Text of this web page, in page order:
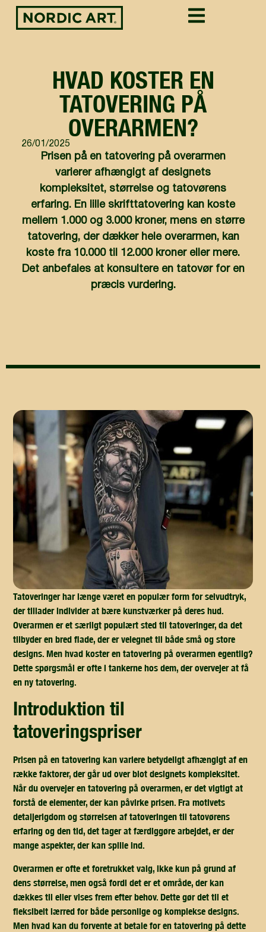
HVAD KOSTER EN
TATOVERING PÅ
OVERARMEN?
26/01/2025
Prisen på en tatovering på overarmen
varierer afhængigt af designets
kompleksitet, størrelse og tatovørens
erfaring. En lille skrifttatovering kan koste
mellem 1.000 og 3.000 kroner, mens en større
tatovering, der dækker hele overarmen, kan
koste fra 10.000 til 12.000 kroner eller mere.
Det anbefales at konsultere en tatovør for en
præcis vurdering.
Tatoveringer har længe været en populær form for selvudtryk,
der tillader individer at bære kunstværker på deres hud.
Overarmen er et særligt populært sted til tatoveringer, da det
tilbyder en bred flade, der er velegnet til både små og store
designs. Men hvad koster en tatovering på overarmen egentlig?
Dette spørgsmål er ofte i tankerne hos dem, der overvejer at få
en ny tatovering.
introduktion til
tatoveringspriser
Prisen på en tatovering kan variere betydeligt afhængigt af en
række faktorer, der går ud over blot designets kompleksitet.
Når du overvejer en tatovering på overarmen, er det vigtigt at
forstå de elementer, der kan påvirke prisen. Fra motivets
detaljerigdom og størrelsen af tatoveringen til tatovørens
erfaring og den tid, det tager at færdiggøre arbejdet, er der
mange aspekter, der kan spille ind.
Overarmen er ofte et foretrukket valg, ikke kun på grund af
dens størrelse, men også fordi det er et område, der kan
dækkes til eller vises frem efter behov. Dette gør det til et
fleksibelt lærred for både personlige og komplekse designs.
Men hvad kan du forvente at betale for en tatovering på dette